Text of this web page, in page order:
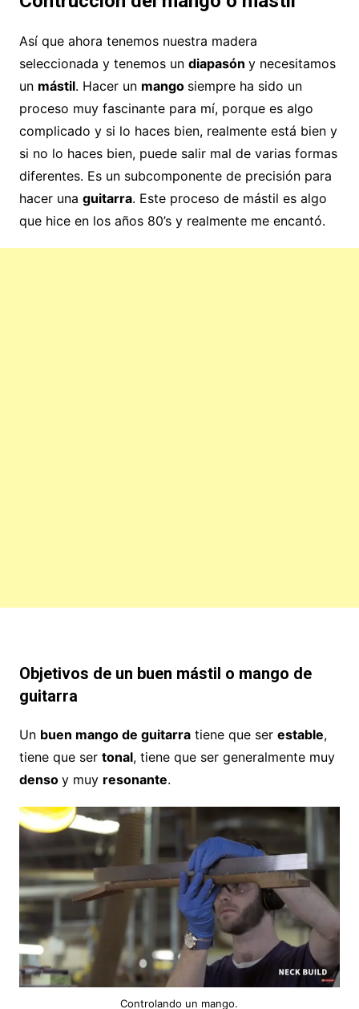
Así que ahora tenemos nuestra madera
seleccionada y tenemos un diapasón y necesitamos
un mástil. Hacer un mango siempre ha sido un
proceso muy fascinante para mí, porque es algo
complicado y si lo haces bien, realmente está bien y
si no lo haces bien, puede salir mal de varias formas
diferentes. Es un subcomponente de precisión para
hacer una guitarra. Este proceso de mástil es algo
que hice en los años 80’s y realmente me encantó.
Objetivos de un buen mástil o mango de
guitarra
Un buen mango de guitarratiene que ser estable,
tiene que ser tonal, tiene que ser generalmente muy
denso y muy resonante.
Controlando un mango.